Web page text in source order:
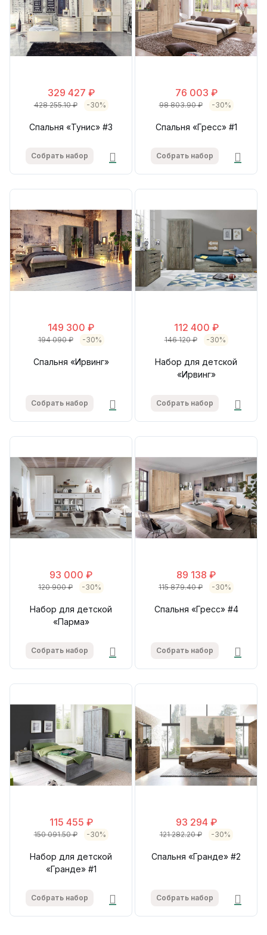
329 427 ₽
428 255.10 ₽ -30%
Спальня «Тунис» #3
Собрать набор
76 003 ₽
98 803.90 ₽ -30%
Спальня «Гресс» #1
Собрать набор
149 300 ₽
194 090 ₽ -30%
Спальня «Ирвинг»
Собрать набор
112 400 ₽
146 120 ₽ -30%
Набор для детской
«Ирвинг»
Собрать набор
93 000 ₽
120 900 ₽ -30%
Набор для детской
«Парма»
Собрать набор
89 138 ₽
115 879.40 ₽ -30%
Спальня «Гресс» #4
Собрать набор
115 455 ₽
150 091.50 ₽ -30%
Набор для детской
«Гранде» #1
Собрать набор
93 294 ₽
121 282.20 ₽ -30%
Спальня «Гранде» #2
Собрать набор